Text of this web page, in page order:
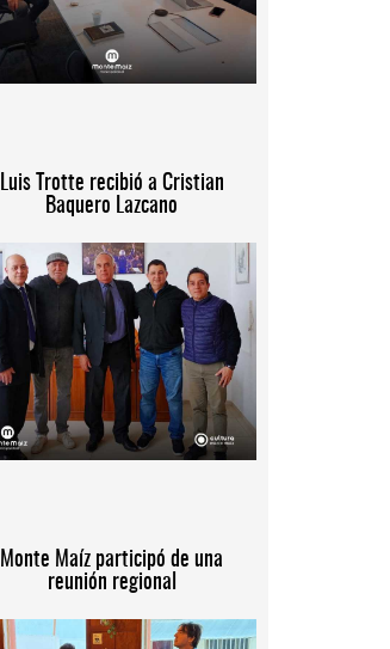
Luis Trotte recibió a Cristian
Baquero Lazcano
Monte Maíz participó de una
reunión regional